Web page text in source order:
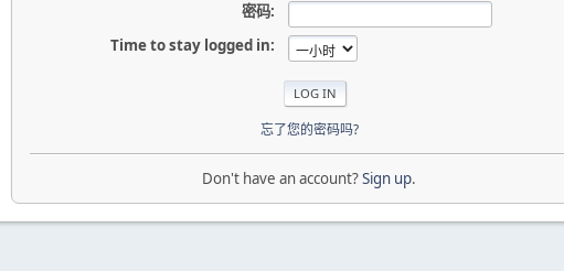
密码:
Time to stay logged in:
忘了您的密码吗?
Don't have an account?Sign up.